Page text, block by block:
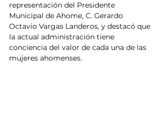
representación del Presidente
Municipal de Ahome, C. Gerardo
Octavio Vargas Landeros, y destacó que
la actual administración tiene
conciencia del valor de cada una de las
mujeres ahomenses.